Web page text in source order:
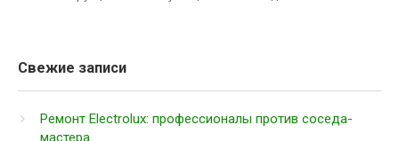
Свежие записи
Ремонт Electrolux: профессионалы против соседа-
мастера